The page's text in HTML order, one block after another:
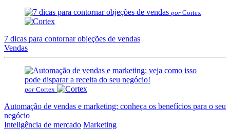
por Cortex
7 dicas para contornar objeções de vendas
Vendas
por Cortex
Automação de vendas e marketing: conheça os benefícios para o seu
negócio
Inteligência de mercado Marketing